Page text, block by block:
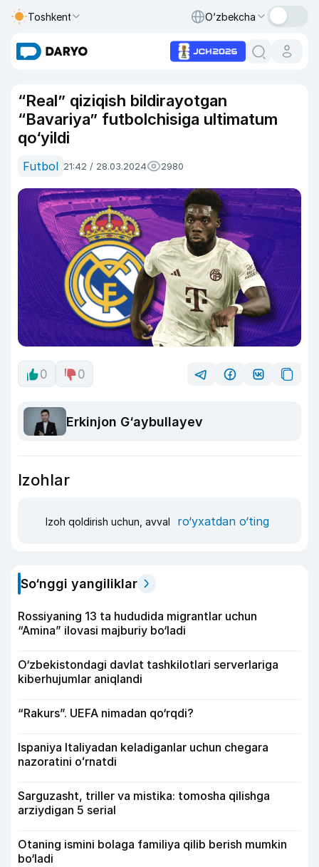
Toshkent O‘zbekcha
“Real” qiziqish bildirayotgan
“Bavariya” futbolchisiga ultimatum
qo‘yildi
Futbol 21:42 / 28.03.2024 2980
0 0
Erkinjon G‘aybullayev
Izohlar
Izoh qoldirish uchun, avval ro‘yxatdan o‘ting
So‘nggi yangiliklar
Rossiyaning 13 ta hududida migrantlar uchun
“Amina” ilovasi majburiy bo‘ladi
O‘zbekistondagi davlat tashkilotlari serverlariga
kiberhujumlar aniqlandi
“Rakurs”. UEFA nimadan qo‘rqdi?
Ispaniya Italiyadan keladiganlar uchun chegara
nazoratini oʻrnatdi
Sarguzasht, triller va mistika: tomosha qilishga
arziydigan 5 serial
Otaning ismini bolaga familiya qilib berish mumkin
bo‘ladi